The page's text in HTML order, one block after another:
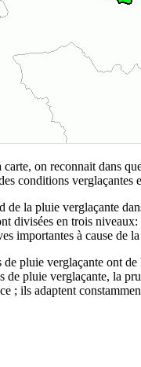
on reconnait dans
conditions verglaçantes
la pluie verglaçante
divisées en trois
importantes à cause de
pluie verglaçante ont
pluie verglaçante, la
; ils adaptent